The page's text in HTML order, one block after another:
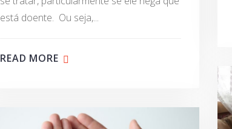
está doente. Ou seja,...
READ MORE